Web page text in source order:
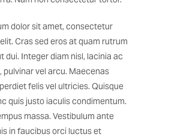
dolor sit amet, consectetur
Cras sed eros at quam rutrum
dui. Integer diam nisl, lacinia ac
pulvinar vel arcu. Maecenas
felis vel ultricies. Quisque
quis justo iaculis condimentum.
massa. Vestibulum ante
in faucibus orci luctus et